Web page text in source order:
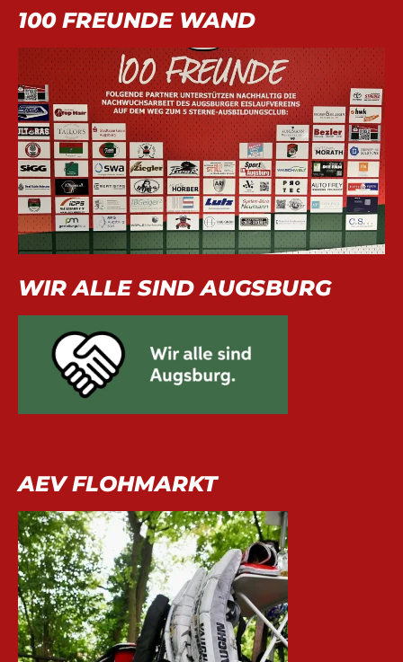
100 FREUNDE WAND
WIR ALLE SIND AUGSBURG
AEV FLOHMARKT